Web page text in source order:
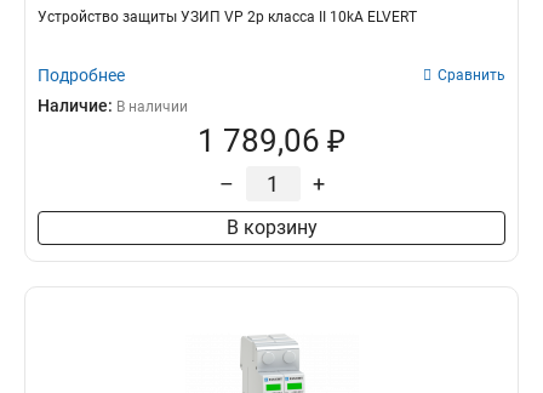
Устройство защиты УЗИП VP 2p класса II 10kA ELVERT
Подробнее Сравнить
Наличие: В наличии
1 789,06 ₽
– +
В корзину